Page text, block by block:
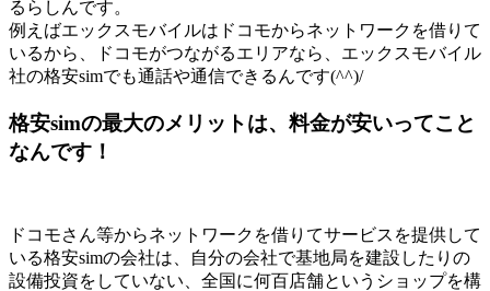
るらしんです。
例えばエックスモバイルはドコモからネットワークを借りて
いるから、ドコモがつながるエリアなら、エックスモバイル
社の格安simでも通話や通信できるんです(^^)/
格安simの最大のメリットは、料金が安いってこと
なんです！
ドコモさん等からネットワークを借りてサービスを提供して
いる格安simの会社は、自分の会社で基地局を建設したりの
設備投資をしていない、全国に何百店舗というショップを構